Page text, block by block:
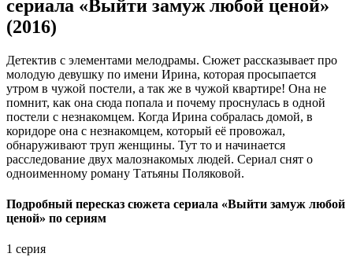
сериала «Выйти замуж любой ценой»
(2016)
Детектив с элементами мелодрамы. Сюжет рассказывает про
молодую девушку по имени Ирина, которая просыпается
утром в чужой постели, а так же в чужой квартире! Она не
помнит, как она сюда попала и почему проснулась в одной
постели с незнакомцем. Когда Ирина собралась домой, в
коридоре она с незнакомцем, который её провожал,
обнаруживают труп женщины. Тут то и начинается
расследование двух малознакомых людей. Сериал снят о
одноименному роману Татьяны Поляковой.
Подробный пересказ сюжета сериала «Выйти замуж любой
ценой» по сериям
1 серия